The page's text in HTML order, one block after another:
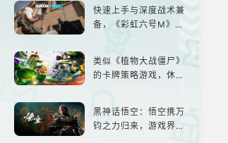
快速上手与深度战术兼
备，《彩虹六号M》是
类似《植物大战僵尸》
的卡牌策略游戏，休闲
黑神话悟空：悟空携万
钧之力归来，游戏界的